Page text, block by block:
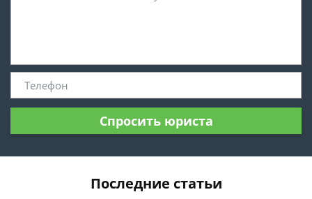
Спросить юриста
Последние статьи